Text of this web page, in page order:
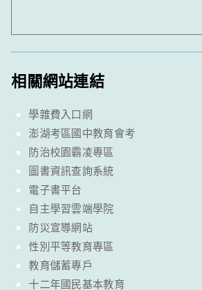
相關網站連結
學雜費入口網
澎湖考區國中教育會考
防治校園霸凌專區
圖書資訊查詢系統
電子書平台
自主學習雲端學院
防災宣導網站
性別平等教育專區
教育儲蓄專戶
十二年國民基本教育